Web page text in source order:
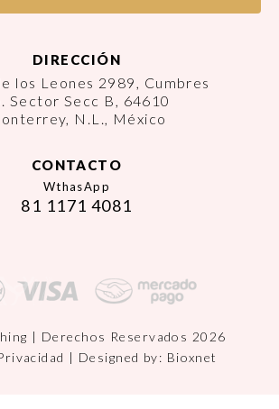
DIRECCIÓN
los Leones 2989, Cumbres
Sector Secc B, 64610
N.L., México
CONTACTO
WthasApp
81 1171 4081
| Derechos Reservados 2026
| Designed by: Bioxnet